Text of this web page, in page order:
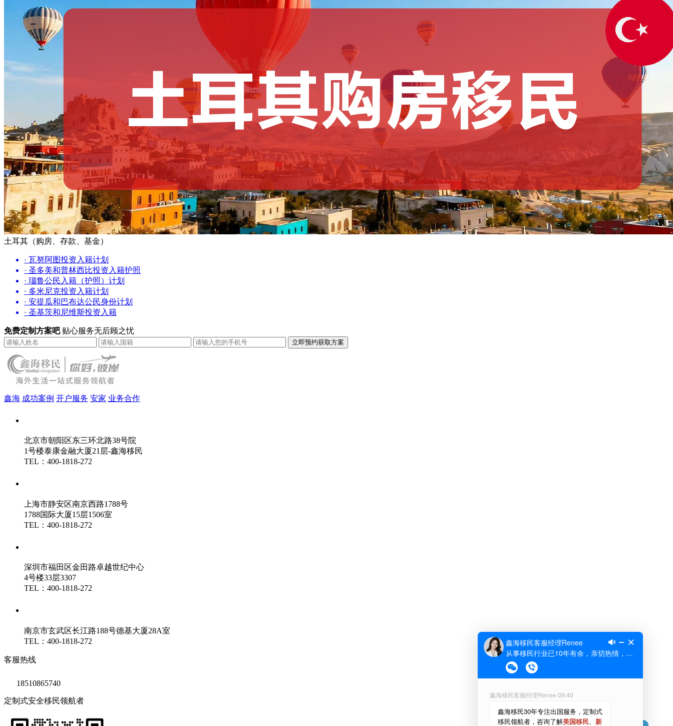
土耳其（购房、存款、基金）
· 瓦努阿图投资入籍计划
· 圣多美和普林西比投资入籍护照
· 瑙鲁公民入籍（护照）计划
· 多米尼克投资入籍计划
· 安提瓜和巴布达公民身份计划
· 圣基茨和尼维斯投资入籍
免费定制方案吧 贴心服务无后顾之忧
鑫海 成功案例 开户服务 安家 业务合作
北京市朝阳区东三环北路38号院
1号楼泰康金融大厦21层-鑫海移民
TEL：400-1818-272
上海市静安区南京西路1788号
1788国际大厦15层1506室
TEL：400-1818-272
深圳市福田区金田路卓越世纪中心
4号楼33层3307
TEL：400-1818-272
南京市玄武区长江路188号德基大厦28A室
TEL：400-1818-272
客服热线
18510865740
定制式安全移民领航者